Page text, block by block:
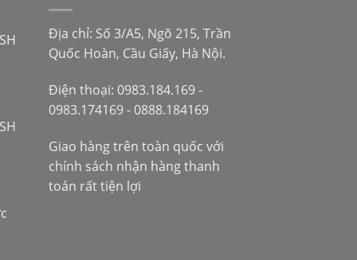
Địa chỉ: Số 3/A5, Ngõ 215, Trần
Quốc Hoàn, Cầu Giấy, Hà Nội.
Điện thoại: 0983.184.169 -
0983.174169 - 0888.184169
Giao hàng trên toàn quốc với
chính sách nhận hàng thanh
toán rất tiện lợi